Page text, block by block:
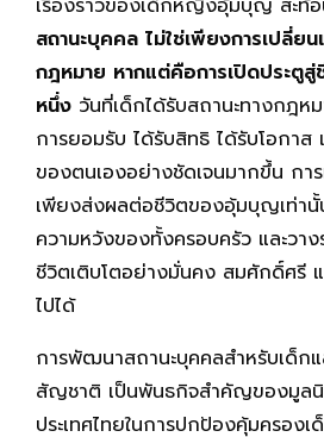
เรื่องราวของเด็กหญิงอุ้มบุญ สะท้อ
สถานะบุคคล ไม่ใช่เพียงการเปลี่ย
กฎหมาย หากแต่คือการเปิดประตูสู่
หนึ่ง วันที่เด็กได้รับสถานะทางกฎห
การยอมรับ ได้รับสิทธิ ได้รับโอกาส
ของตนเองอย่างชัดเจนมากขึ้น กา
เพียงส่งผลต่อชีวิตของอุ้มบุญเท่า
ความหวังของทั้งครอบครัว และวา
ชีวิตเติบโตอย่างมั่นคง สมศักดิ์ศรี
ไปได้
การพัฒนาสถานะบุคคลสำหรับเด็กแ
สัญชาติ เป็นพันธกิจสำคัญของมูล
ประเทศไทยในการปกป้องคุ้มครองเ